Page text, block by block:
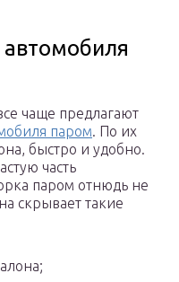
автомобиля
чаще предлагают
паром. По их
быстро и удобно.
часть
паром отнюдь не
скрывает такие